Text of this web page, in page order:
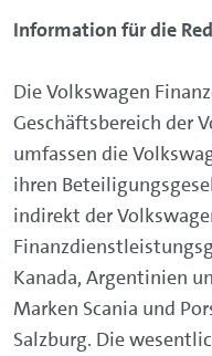
Information für die
Die Volkswagen
Geschäftsbereich der
umfassen die
ihren
indirekt der
Kanada, Argentinien
Marken Scania und
Salzburg. Die